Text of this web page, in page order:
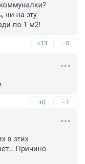
ни на эту
по 1 м2!
+13 –0
+0 –1
в этих
Причино-